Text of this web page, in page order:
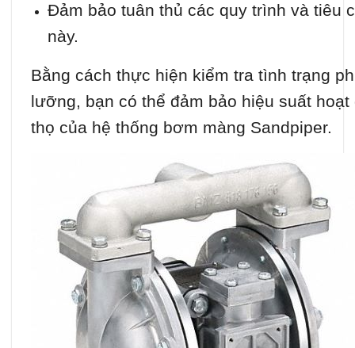
Đảm bảo tuân thủ các quy trình và tiêu
này.
Bằng cách thực hiện kiểm tra tình trạng
lưỡng, bạn có thể đảm bảo hiệu suất
thọ của hệ thống bơm màng Sandpiper.